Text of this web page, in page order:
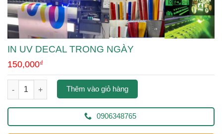
IN UV DECAL TRONG NGÀY
150,000₫
in uv decal trong ngày số lượng
Thêm vào giỏ hàng
0906348765